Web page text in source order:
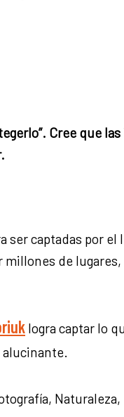
Cree que
ser captadas por
de
logra captar lo
alucinante.
Naturaleza,